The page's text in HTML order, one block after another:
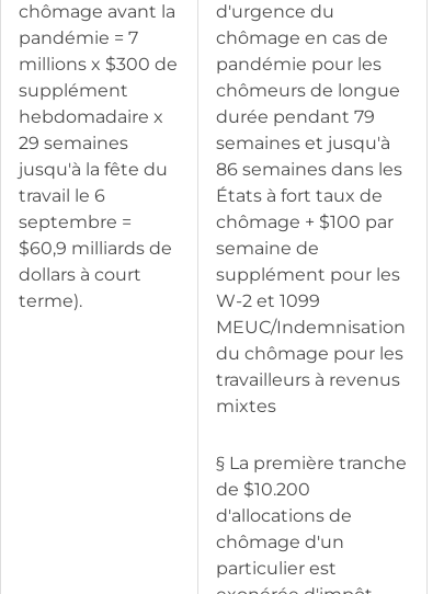
chômage avant la
pandémie = 7
millions x $300 de
supplément
hebdomadaire x
29 semaines
jusqu'à la fête du
travail le 6
septembre =
$60,9 milliards de
dollars à court
terme).
d'urgence du
chômage en cas de
pandémie pour les
chômeurs de longue
durée pendant 79
semaines et jusqu'à
86 semaines dans les
États à fort taux de
chômage + $100 par
semaine de
supplément pour les
W-2 et 1099
MEUC/Indemnisation
du chômage pour les
travailleurs à revenus
mixtes
§ La première tranche
de $10.200
d'allocations de
chômage d'un
particulier est